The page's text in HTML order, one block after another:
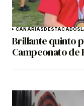
CANARIASDESTACADOS
Brillante quinto
Campeonato de